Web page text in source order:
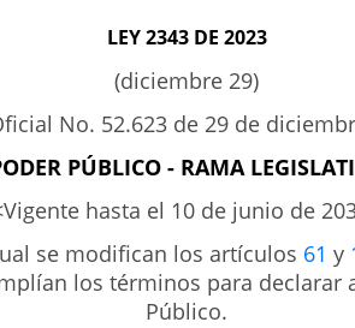
LEY 2343 DE 2023
(diciembre 29)
No. 52.623 de 29 de
PÚBLICO - RAMA
hasta el 10 de junio de
se modifican los artículos 61 y
los términos para declarar
Público.